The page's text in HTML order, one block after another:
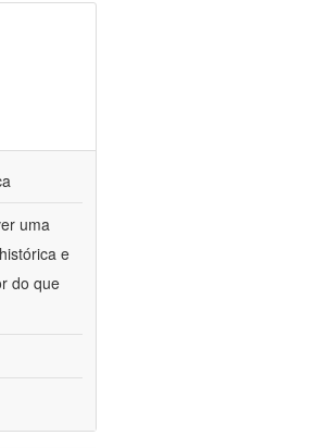
uma
e
do que